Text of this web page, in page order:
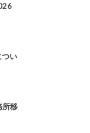
い
所移